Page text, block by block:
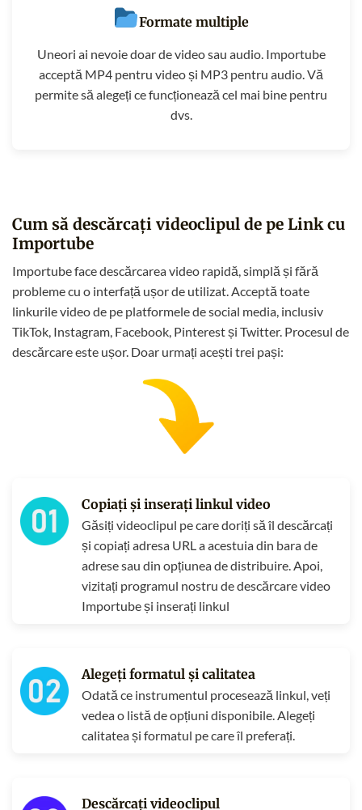
Formate multiple
Uneori ai nevoie doar de video sau audio. Importube
acceptă MP4 pentru video și MP3 pentru audio. Vă
permite să alegeți ce funcționează cel mai bine pentru
dvs.
Cum să descărcați videoclipul de pe Link cu
Importube
Importube face descărcarea video rapidă, simplă și fără
probleme cu o interfață ușor de utilizat. Acceptă toate
linkurile video de pe platformele de social media, inclusiv
TikTok, Instagram, Facebook, Pinterest și Twitter. Procesul de
descărcare este ușor. Doar urmați acești trei pași:
Copiați și inserați linkul video
Găsiți videoclipul pe care doriți să îl descărcați
și copiați adresa URL a acestuia din bara de
adrese sau din opțiunea de distribuire. Apoi,
vizitați programul nostru de descărcare video
Importube și inserați linkul
Alegeți formatul și calitatea
Odată ce instrumentul procesează linkul, veți
vedea o listă de opțiuni disponibile. Alegeți
calitatea și formatul pe care îl preferați.
Descărcați videoclipul